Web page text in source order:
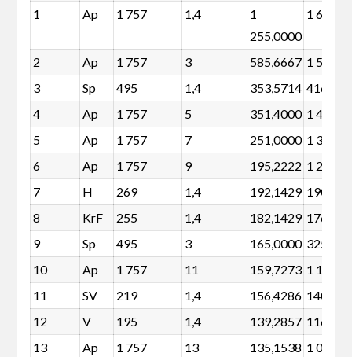
1 Ap 1 757 1,4
1
255,0000
1 678
2 Ap 1 757 3 585,6667 1 587
3
Sp 495 1,4 353,5714 416
4
Ap 1 757 5 351,4000 1 474
5
Ap 1 757 7 251,0000 1 361
6
Ap 1 757 9 195,2222 1 247
7
H 269 1,4 192,1429 190
8
KrF 255 1,4 182,1429 176
9
Sp 495 3 165,0000 325
10
Ap 1 757 11 159,7273 1 134
11
SV 219 1,4 156,4286 140
12
V 195 1,4 139,2857 116
13
Ap 1 757 13 135,1538 1 021